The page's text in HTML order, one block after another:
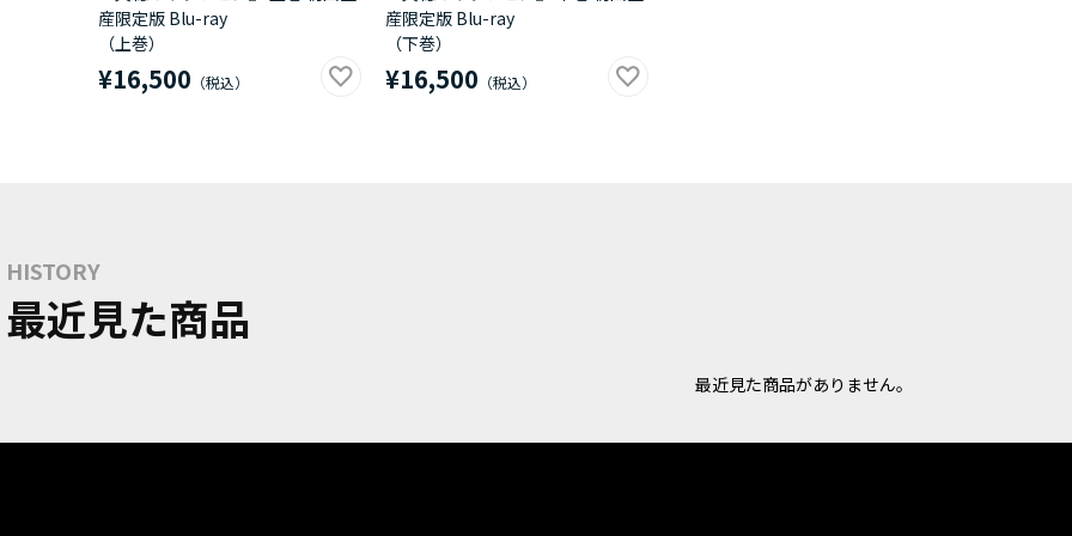
産限定版 Blu-ray
（上巻）
¥16,500
産限定版 Blu-ray
（下巻）
¥16,500
HISTORY
最近見た商品
最近見た商品がありません。